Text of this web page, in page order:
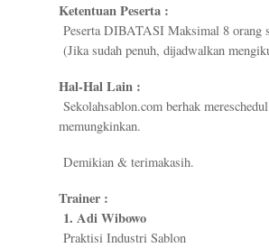
Ketentuan Peserta :
Peserta DIBATASI Maksimal 8 orang
(Jika sudah penuh, dijadwalkan
Hal-Hal Lain :
Sekolahsablon.com berhak
memungkinkan.
Demikian & terimakasih.
Trainer :
1. Adi Wibowo
Praktisi Industri Sablon